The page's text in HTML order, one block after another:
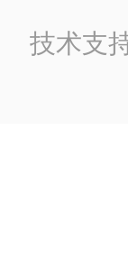
技术支